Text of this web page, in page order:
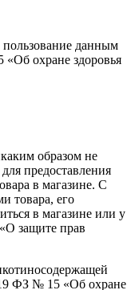
данным
охране здоровья
образом не
предоставления
в магазине. С
товара, его
в магазине или у
защите прав
ФЗ № 15 «Об охране